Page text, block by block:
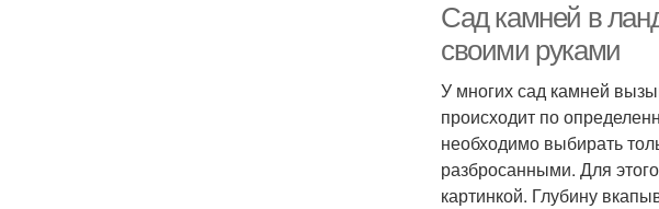
Сад камней в
своими руками
У многих сад камней
происходит по
необходимо выбирать
разбросанными. Для
картинкой. Глубину